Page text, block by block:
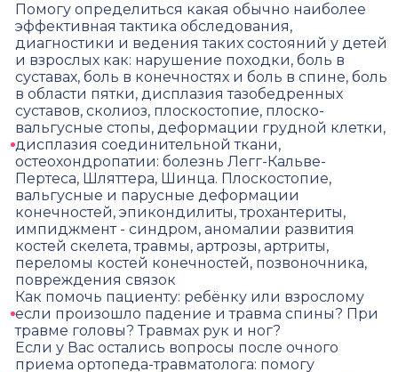
Помогу определиться какая обычно наиболее
эффективная тактика обследования,
диагностики и ведения таких состояний у детей
и взрослых как: нарушение походки, боль в
суставах, боль в конечностях и боль в спине, боль
в области пятки, дисплазия тазобедренных
суставов, сколиоз, плоскостопие, плоско-
вальгусные стопы, деформации грудной клетки,
дисплазия соединительной ткани,
остеохондропатии: болезнь Легг-Кальве-
Пертеса, Шляттера, Шинца. Плоскостопие,
вальгусные и парусные деформации
конечностей, эпикондилиты, трохантериты,
импиджмент - синдром, аномалии развития
костей скелета, травмы, артрозы, артриты,
переломы костей конечностей, позвоночника,
повреждения связок
Как помочь пациенту: ребёнку или взрослому
если произошло падение и травма спины? При
травме головы? Травмах рук и ног?
Если у Вас остались вопросы после очного
приема ортопеда-травматолога: помогу